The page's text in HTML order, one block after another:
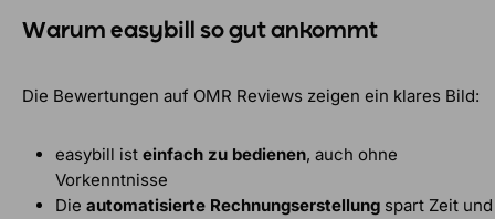
Warum easybill so gut ankommt
Die Bewertungen auf OMR Reviews zeigen ein klares Bild:
easybill ist einfach zu bedienen, auch ohne
Vorkenntnisse
Die automatisierte Rechnungserstellung spart Zeit und